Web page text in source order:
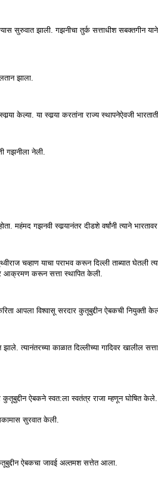
सुरुवात झाली. गझनीचा तुर्क सत्ताधीश सबक्तगीन याने
झाला.
केल्या. या स्वार्‍या करतांना राज्य स्थापनेऐवजी
गझनीला नेली.
महंमद गझनवी स्वार्‍यानंतर दीडशे वर्षांनी त्याने
चव्हाण याचा पराभव करून दिल्ली ताब्यात
आक्रमण करून सत्ता स्थापित केली.
आपला विश्वासू सरदार कुतूबुद्दीन ऐबकची नियुक्ती
त्यानंतरच्या काळात दिल्लीच्या गादिवर खालील
ऐबकने स्वत:ला स्वतंत्र राजा म्हणून घोषित केले.
सुरवात केली.
ऐबकचा जावई अल्तमश सत्तेत आला.